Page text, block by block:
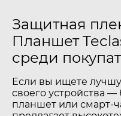
Защитная
Планшет
среди
Если вы ищете
своего устройства —
планшет или смарт-